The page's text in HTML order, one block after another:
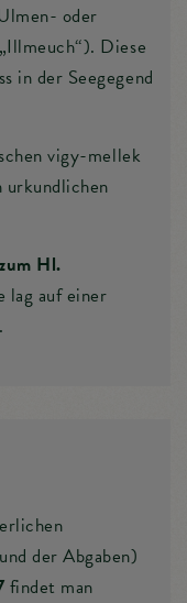
oder
Diese
in der Seegegend
vigy-mellek
urkundlichen
Hl.
lag auf einer
der Abgaben)
findet man